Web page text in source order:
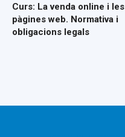
Curs: La venda online i les
pàgines web. Normativa i
obligacions legals